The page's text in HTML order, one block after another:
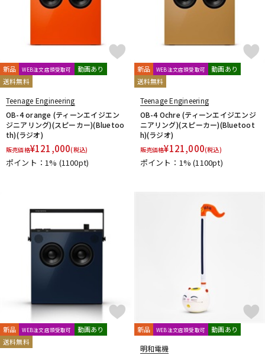
新品 WEB注文店頭受取可
動画あり
送料無料
Teenage Engineering
OB-4 orange (ティーンエイジエン
ジニアリング)(スピーカー)(Bluetoo
th)(ラジオ)
販売価格¥121,000(税込)
ポイント：1% (1100pt)
新品 WEB注文店頭受取可
動画あり
送料無料
Teenage Engineering
OB-4 Ochre (ティーンエイジエンジ
ニアリング)(スピーカー)(Bluetoot
h)(ラジオ)
販売価格¥121,000(税込)
ポイント：1%(1100pt)
新品 WEB注文店頭受取可
動画あり
送料無料
新品 WEB注文店頭受取可 動画あり
明和電機